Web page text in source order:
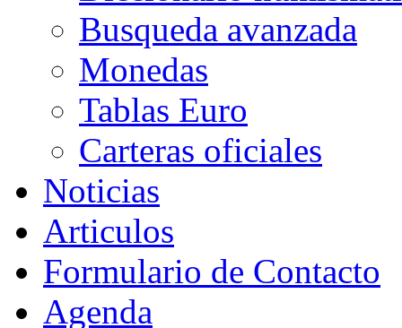
Busqueda avanzada
Monedas
Tablas Euro
Carteras oficiales
Noticias
Articulos
Formulario de Contacto
Agenda